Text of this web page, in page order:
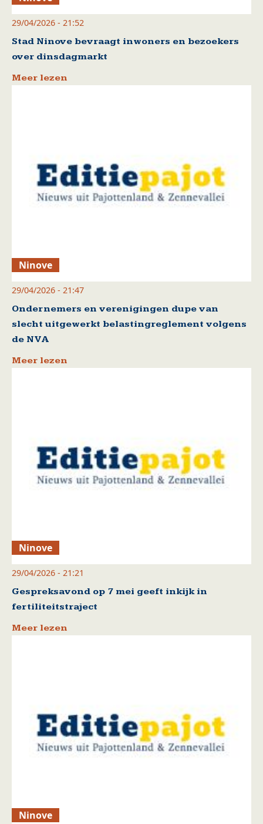
29/04/2026 - 21:52
Stad Ninove bevraagt inwoners en bezoekers
over dinsdagmarkt
Meer lezen
Ninove
29/04/2026 - 21:47
Ondernemers en verenigingen dupe van
slecht uitgewerkt belastingreglement volgens
de NVA
Meer lezen
Ninove
29/04/2026 - 21:21
Gespreksavond op 7 mei geeft inkijk in
fertiliteitstraject
Meer lezen
Ninove